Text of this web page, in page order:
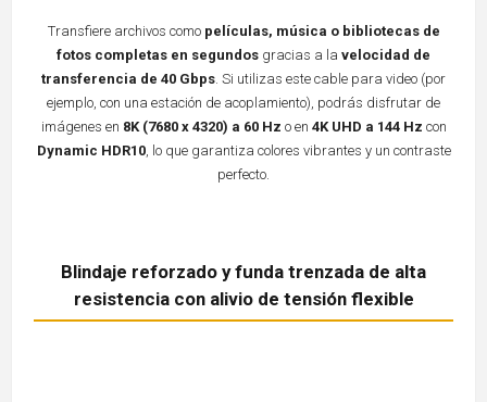
Transfiere archivos como películas, música o bibliotecas de
fotos completas en segundos gracias a la velocidad de
transferencia de 40 Gbps . Si utilizas este cable para video (por
ejemplo, con una estación de acoplamiento), podrás disfrutar de
imágenes en 8K (7680 x 4320) a 60 Hz o en 4K UHD a 144 Hz con
Dynamic HDR10, lo que garantiza colores vibrantes y un contraste
perfecto.
Blindaje reforzado y funda trenzada de alta
resistencia con alivio de tensión flexible